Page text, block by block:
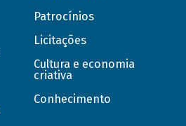
Patrocínios
Licitações
Cultura e economia
criativa
Conhecimento